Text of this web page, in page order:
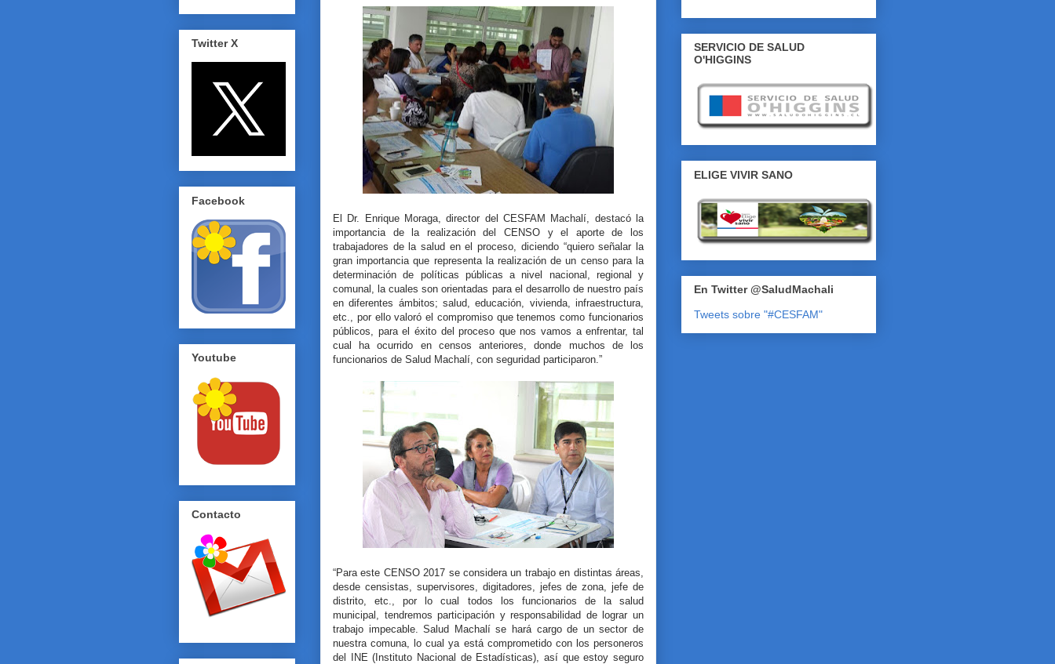
El Dr. Enrique Moraga, director del CESFAM Machalí, destacó la
importancia de la realización del CENSO y el aporte de los
trabajadores de la salud en el proceso, diciendo “quiero señalar la
gran importancia que representa la realización de un censo para la
determinación de políticas públicas a nivel nacional, regional y
comunal, la cuales son orientadas para el desarrollo de nuestro país
en diferentes ámbitos; salud, educación, vivienda, infraestructura,
etc., por ello valoró el compromiso que tenemos como funcionarios
públicos, para el éxito del proceso que nos vamos a enfrentar, tal
cual ha ocurrido en censos anteriores, donde muchos de los
funcionarios de Salud Machalí, con seguridad participaron.”
“Para este CENSO 2017 se considera un trabajo en distintas áreas,
desde censistas, supervisores, digitadores, jefes de zona, jefe de
distrito, etc., por lo cual todos los funcionarios de la salud
municipal, tendremos participación y responsabilidad de lograr un
trabajo impecable. Salud Machalí se hará cargo de un sector de
nuestra comuna, lo cual ya está comprometido con los personeros
del INE (Instituto Nacional de Estadísticas), así que estoy seguro
Twitter X
Facebook
Youtube
Contacto
SERVICIO DE SALUD
O'HIGGINS
ELIGE VIVIR SANO
En Twitter @SaludMachali
Tweets sobre "#CESFAM"